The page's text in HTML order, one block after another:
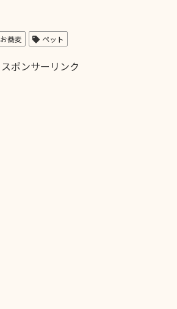
お蕎麦 ペット
スポンサーリンク